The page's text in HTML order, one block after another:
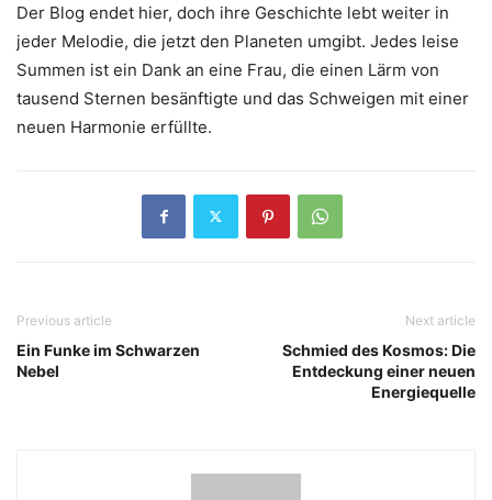
Der Blog endet hier, doch ihre Geschichte lebt weiter in
jeder Melodie, die jetzt den Planeten umgibt. Jedes leise
Summen ist ein Dank an eine Frau, die einen Lärm von
tausend Sternen besänftigte und das Schweigen mit einer
neuen Harmonie erfüllte.
Previous article
Ein Funke im Schwarzen
Nebel
Next article
Schmied des Kosmos: Die
Entdeckung einer neuen
Energiequelle